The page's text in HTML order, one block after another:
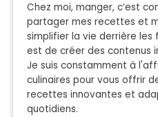
Chez moi, manger, c’est
partager mes recettes et
simplifier la vie derrière les
est de créer des contenus
Je suis constamment à
culinaires pour vous offrir
recettes innovantes et
quotidiens.